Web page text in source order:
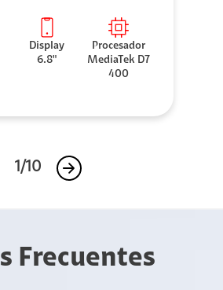
Display
6.8"
Procesador
MediaTek D7
400
1/10
Frecuentes